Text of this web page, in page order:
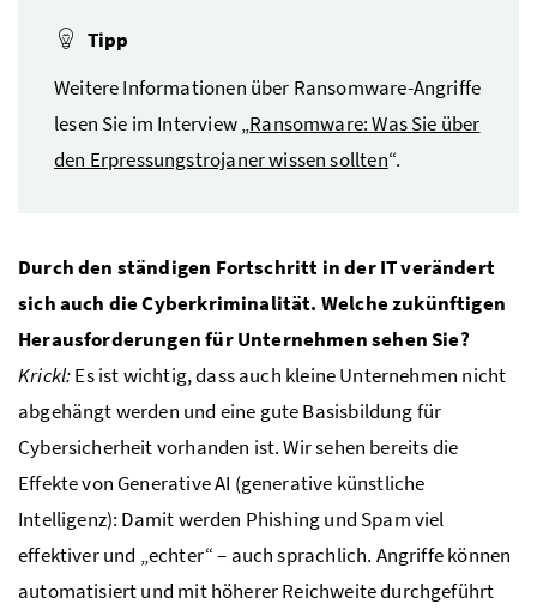
Tipp
Weitere Informationen über Ransomware-Angriffe
lesen Sie im Interview „Ransomware: Was Sie über
den Erpressungstrojaner wissen sollten“.
Durch den ständigen Fortschritt in der IT verändert
sich auch die Cyberkriminalität. Welche zukünftigen
Herausforderungen für Unternehmen sehen Sie?
Krickl:Es ist wichtig, dass auch kleine Unternehmen nicht
abgehängt werden und eine gute Basisbildung für
Cybersicherheit vorhanden ist. Wir sehen bereits die
Effekte von Generative AI (generative künstliche
Intelligenz): Damit werden Phishing und Spam viel
effektiver und „echter“ – auch sprachlich. Angriffe können
automatisiert und mit höherer Reichweite durchgeführt